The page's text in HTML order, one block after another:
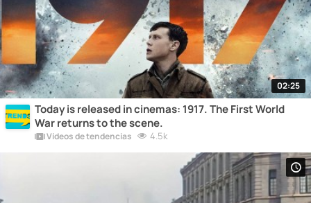
02:25
Today is released in cinemas: 1917. The First World
War returns to the scene.
Vídeos de tendencias 4.5k